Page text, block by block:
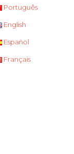
Português
English
Español
Français